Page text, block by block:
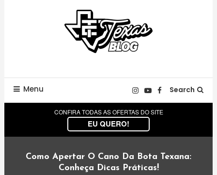
Menu Search
CONFIRA TODAS AS OFERTAS DO SITE
EU QUERO!
Como Apertar O Cano Da Bota Texana:
Conheça Dicas Práticas!